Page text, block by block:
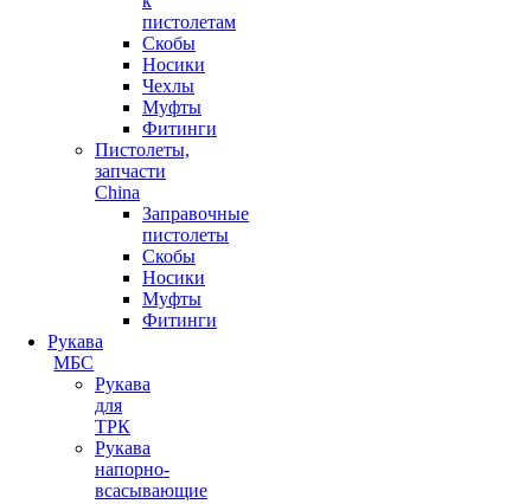
пистолетам
Скобы
Носики
Чехлы
Муфты
Фитинги
Пистолеты,
запчасти
China
Заправочные
пистолеты
Скобы
Носики
Муфты
Фитинги
Рукава
МБС
Рукава
для
ТРК
Рукава
напорно-
всасывающие